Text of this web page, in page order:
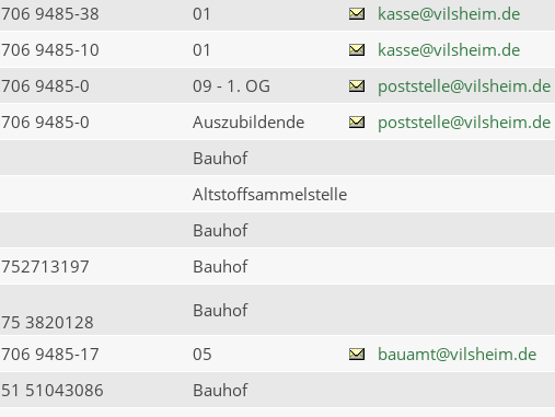
9485-38 01
kasse@vilsheim.de
9485-10 01
kasse@vilsheim.de
9485-0 09 - 1. OG
poststelle@vilsheim.de
9485-0 Auszubildende
poststelle@vilsheim.de
Bauhof
Altstoffsammelstelle
Bauhof
Bauhof
3820128
Bauhof
9485-17 05
bauamt@vilsheim.de
51043086
Bauhof